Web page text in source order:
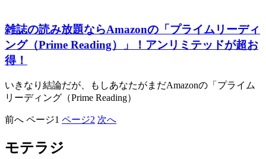
雑誌の読み放題ならAmazonの「プライムリーディ
ング（Prime Reading）」！アンリミテッドが超お
得！
いきなり結論だが、もしあなたがまだAmazonの「プライム
リーディング（Prime Reading）
前へ ページ1 ページ2 次へ
モテラジ